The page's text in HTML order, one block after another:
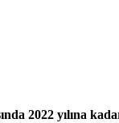
2022 yılına